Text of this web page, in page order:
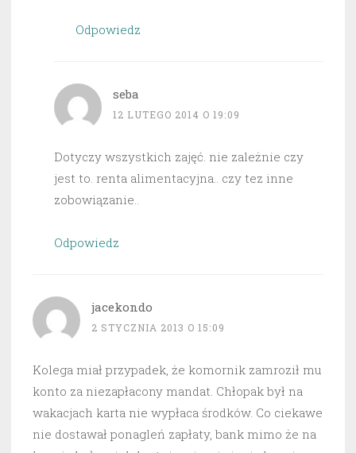
Odpowiedz
seba
12 LUTEGO 2014 O 19:09
Dotyczy wszystkich zajęć. nie zależnie czy
jest to. renta alimentacyjna.. czy tez inne
zobowiązanie..
Odpowiedz
jacekondo
2 STYCZNIA 2013 O 15:09
Kolega miał przypadek, że komornik zamroził mu
konto za niezapłacony mandat. Chłopak był na
wakacjach karta nie wypłaca środków. Co ciekawe
nie dostawał ponagleń zapłaty, bank mimo że na